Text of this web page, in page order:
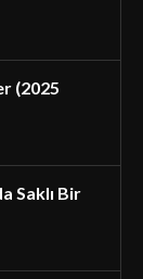
(2025
Saklı Bir